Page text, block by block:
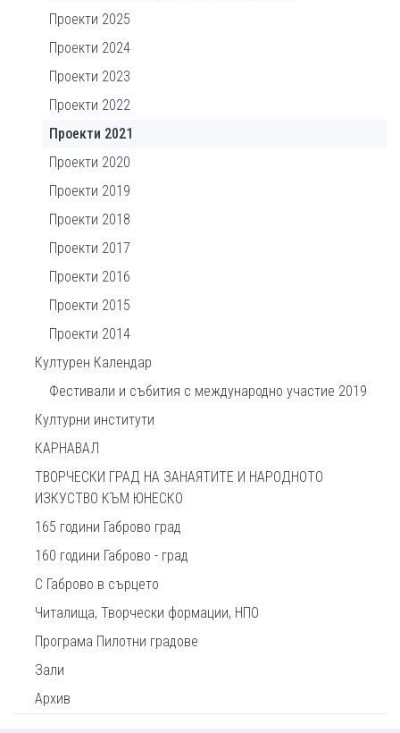
Проекти 2025
Проекти 2024
Проекти 2023
Проекти 2022
Проекти 2021
Проекти 2020
Проекти 2019
Проекти 2018
Проекти 2017
Проекти 2016
Проекти 2015
Проекти 2014
Културен Календар
Фестивали и събития с международно участие 2019
Културни институти
КАРНАВАЛ
ТВОРЧЕСКИ ГРАД НА ЗАНАЯТИТЕ И НАРОДНОТО
ИЗКУСТВО КЪМ ЮНЕСКО
165 години Габрово град
160 години Габрово - град
С Габрово в сърцето
Читалища, Творчески формации, НПО
Програма Пилотни градове
Зали
Архив